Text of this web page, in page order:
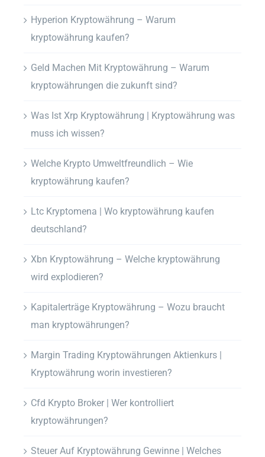
Hyperion Kryptowährung – Warum
kryptowährung kaufen?
Geld Machen Mit Kryptowährung – Warum
kryptowährungen die zukunft sind?
Was Ist Xrp Kryptowährung | Kryptowährung was
muss ich wissen?
Welche Krypto Umweltfreundlich – Wie
kryptowährung kaufen?
Ltc Kryptomena | Wo kryptowährung kaufen
deutschland?
Xbn Kryptowährung – Welche kryptowährung
wird explodieren?
Kapitalerträge Kryptowährung – Wozu braucht
man kryptowährungen?
Margin Trading Kryptowährungen Aktienkurs |
Kryptowährung worin investieren?
Cfd Krypto Broker | Wer kontrolliert
kryptowährungen?
Steuer Auf Kryptowährung Gewinne | Welches